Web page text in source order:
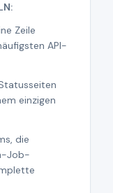
Zeile
API-
einzigen
die
Job-